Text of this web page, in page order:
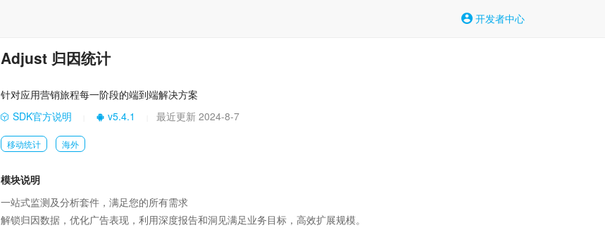
开发者中心
Adjust 归因统计
针对应用营销旅程每一阶段的端到端解决方案
SDK官方说明
v5.4.1 最近更新 2024-8-7
移动统计 海外
模块说明
一站式监测及分析套件，满足您的所有需求
解锁归因数据，优化广告表现，利用深度报告和洞见满足业务目标，高效扩展规模。